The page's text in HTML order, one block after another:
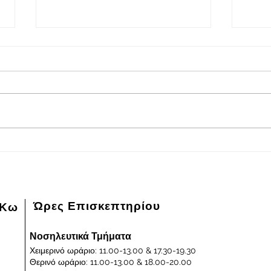
Πρόγραμμα εφημερευόντων
08/08/2026 και ημέρα Σάββατο
07/
Κω Ώρες Επισκεπτηρίου
Νοσηλευτικά Τμήματα
Χειμερινό ωράριο: 11.00-13.00 & 17.30-19.30
Θερινό ωράριο: 11.00-13.00 & 18.00-20.00